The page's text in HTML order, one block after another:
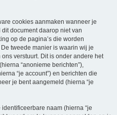
cookies aanmaken wanneer je
dit document daarop niet van
op de pagina’s die worden
tweede manier is waarin wij je
verstuurt. Dit is onder andere het
“anonieme berichten”),
“je account”) en berichten die
je bent aangemeld (hierna “je
naam (hierna “je